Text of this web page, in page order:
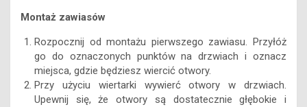
Montaż zawiasów
Rozpocznij od montażu pierwszego zawiasu. Przyłóż
go do oznaczonych punktów na drzwiach i oznacz
miejsca, gdzie będziesz wiercić otwory.
Przy użyciu wiertarki wywierć otwory w drzwiach.
Upewnij się, że otwory są dostatecznie głębokie i